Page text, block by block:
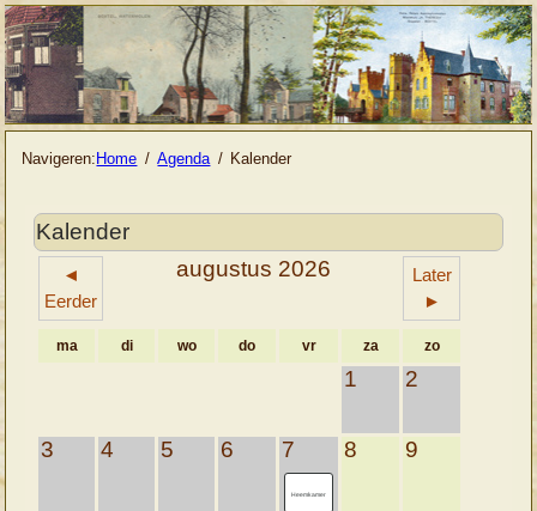
Navigeren: Home Agenda Kalender
Kalender
◄
Eerder
augustus 2026
Later
►
ma di wo do vr za zo
1 2
3 4 5 6 7
Heemkamer
8 9